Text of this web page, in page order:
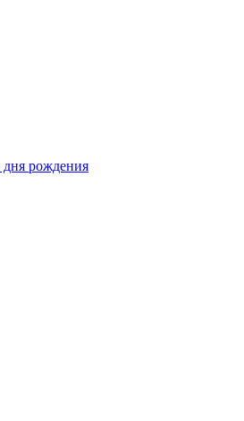
дня рождения